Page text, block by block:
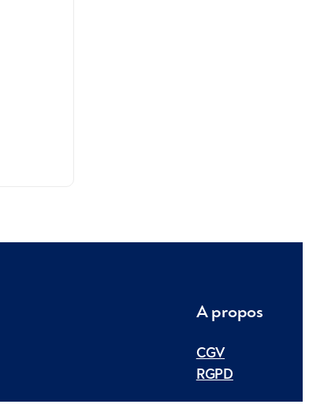
A propos
CGV
RGPD